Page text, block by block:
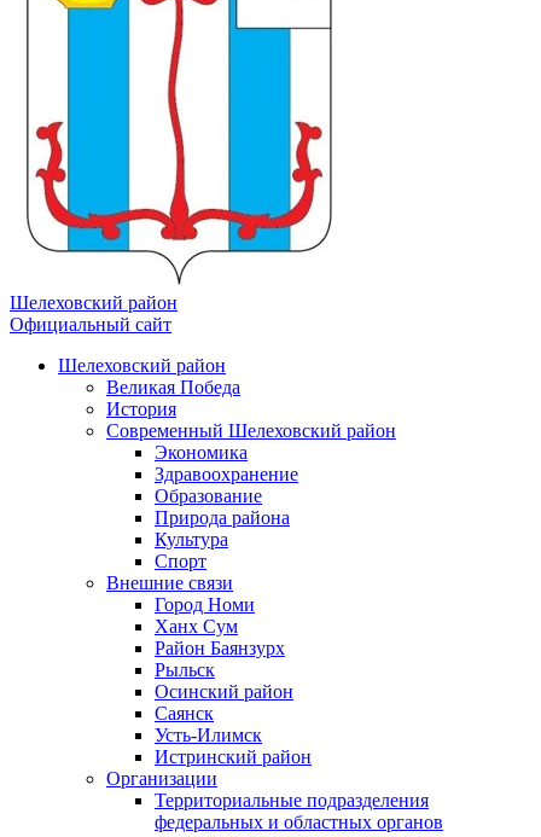
Шелеховский район
Официальный сайт
Шелеховский район
Великая Победа
История
Современный Шелеховский район
Экономика
Здравоохранение
Образование
Природа района
Культура
Спорт
Внешние связи
Город Номи
Ханх Сум
Район Баянзурх
Рыльск
Осинский район
Саянск
Усть-Илимск
Истринский район
Организации
Территориальные подразделения
федеральных и областных органов